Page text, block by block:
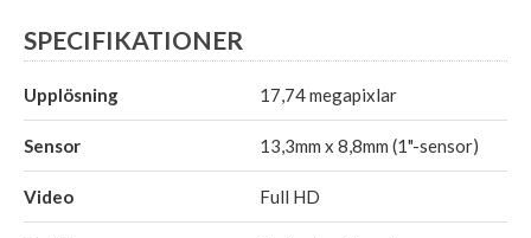
SPECIFIKATIONER
Upplösning 17,74 megapixlar
Sensor 13,3mm x 8,8mm (1"-sensor)
Video Full HD